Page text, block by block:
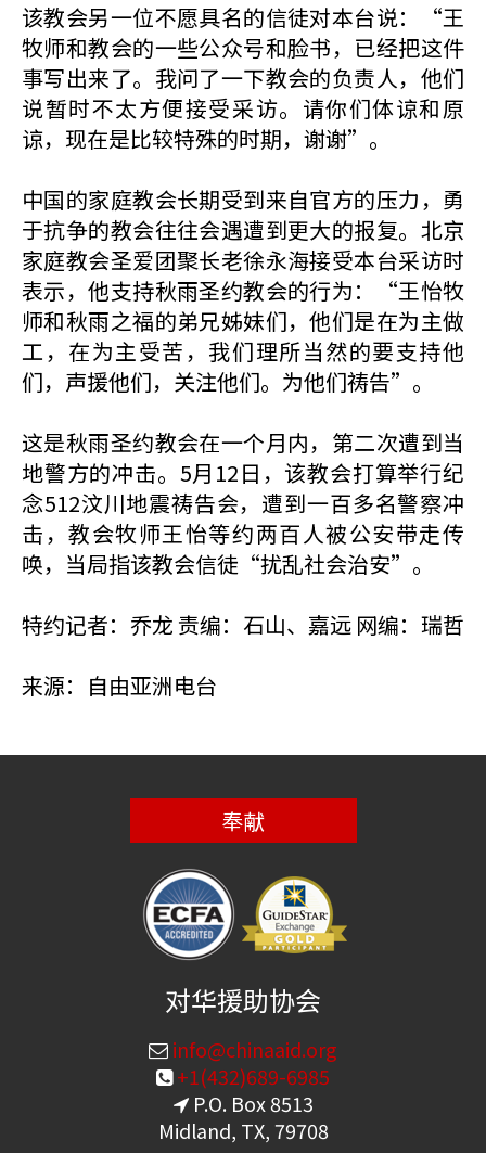
该教会另一位不愿具名的信徒对本台说：“王
牧师和教会的一些公众号和脸书，已经把这件
事写出来了。我问了一下教会的负责人，他们
说暂时不太方便接受采访。请你们体谅和原
谅，现在是比较特殊的时期，谢谢”。
中国的家庭教会长期受到来自官方的压力，勇
于抗争的教会往往会遇遭到更大的报复。北京
家庭教会圣爱团聚长老徐永海接受本台采访时
表示，他支持秋雨圣约教会的行为：“王怡牧
师和秋雨之福的弟兄姊妹们，他们是在为主做
工，在为主受苦，我们理所当然的要支持他
们，声援他们，关注他们。为他们祷告”。
这是秋雨圣约教会在一个月内，第二次遭到当
地警方的冲击。5月12日，该教会打算举行纪
念512汶川地震祷告会，遭到一百多名警察冲
击，教会牧师王怡等约两百人被公安带走传
唤，当局指该教会信徒“扰乱社会治安”。
特约记者：乔龙 责编：石山、嘉远 网编：瑞哲
来源：自由亚洲电台
奉献
对华援助协会
info@chinaaid.org
+1(432)689-6985
P.O. Box 8513
Midland, TX, 79708